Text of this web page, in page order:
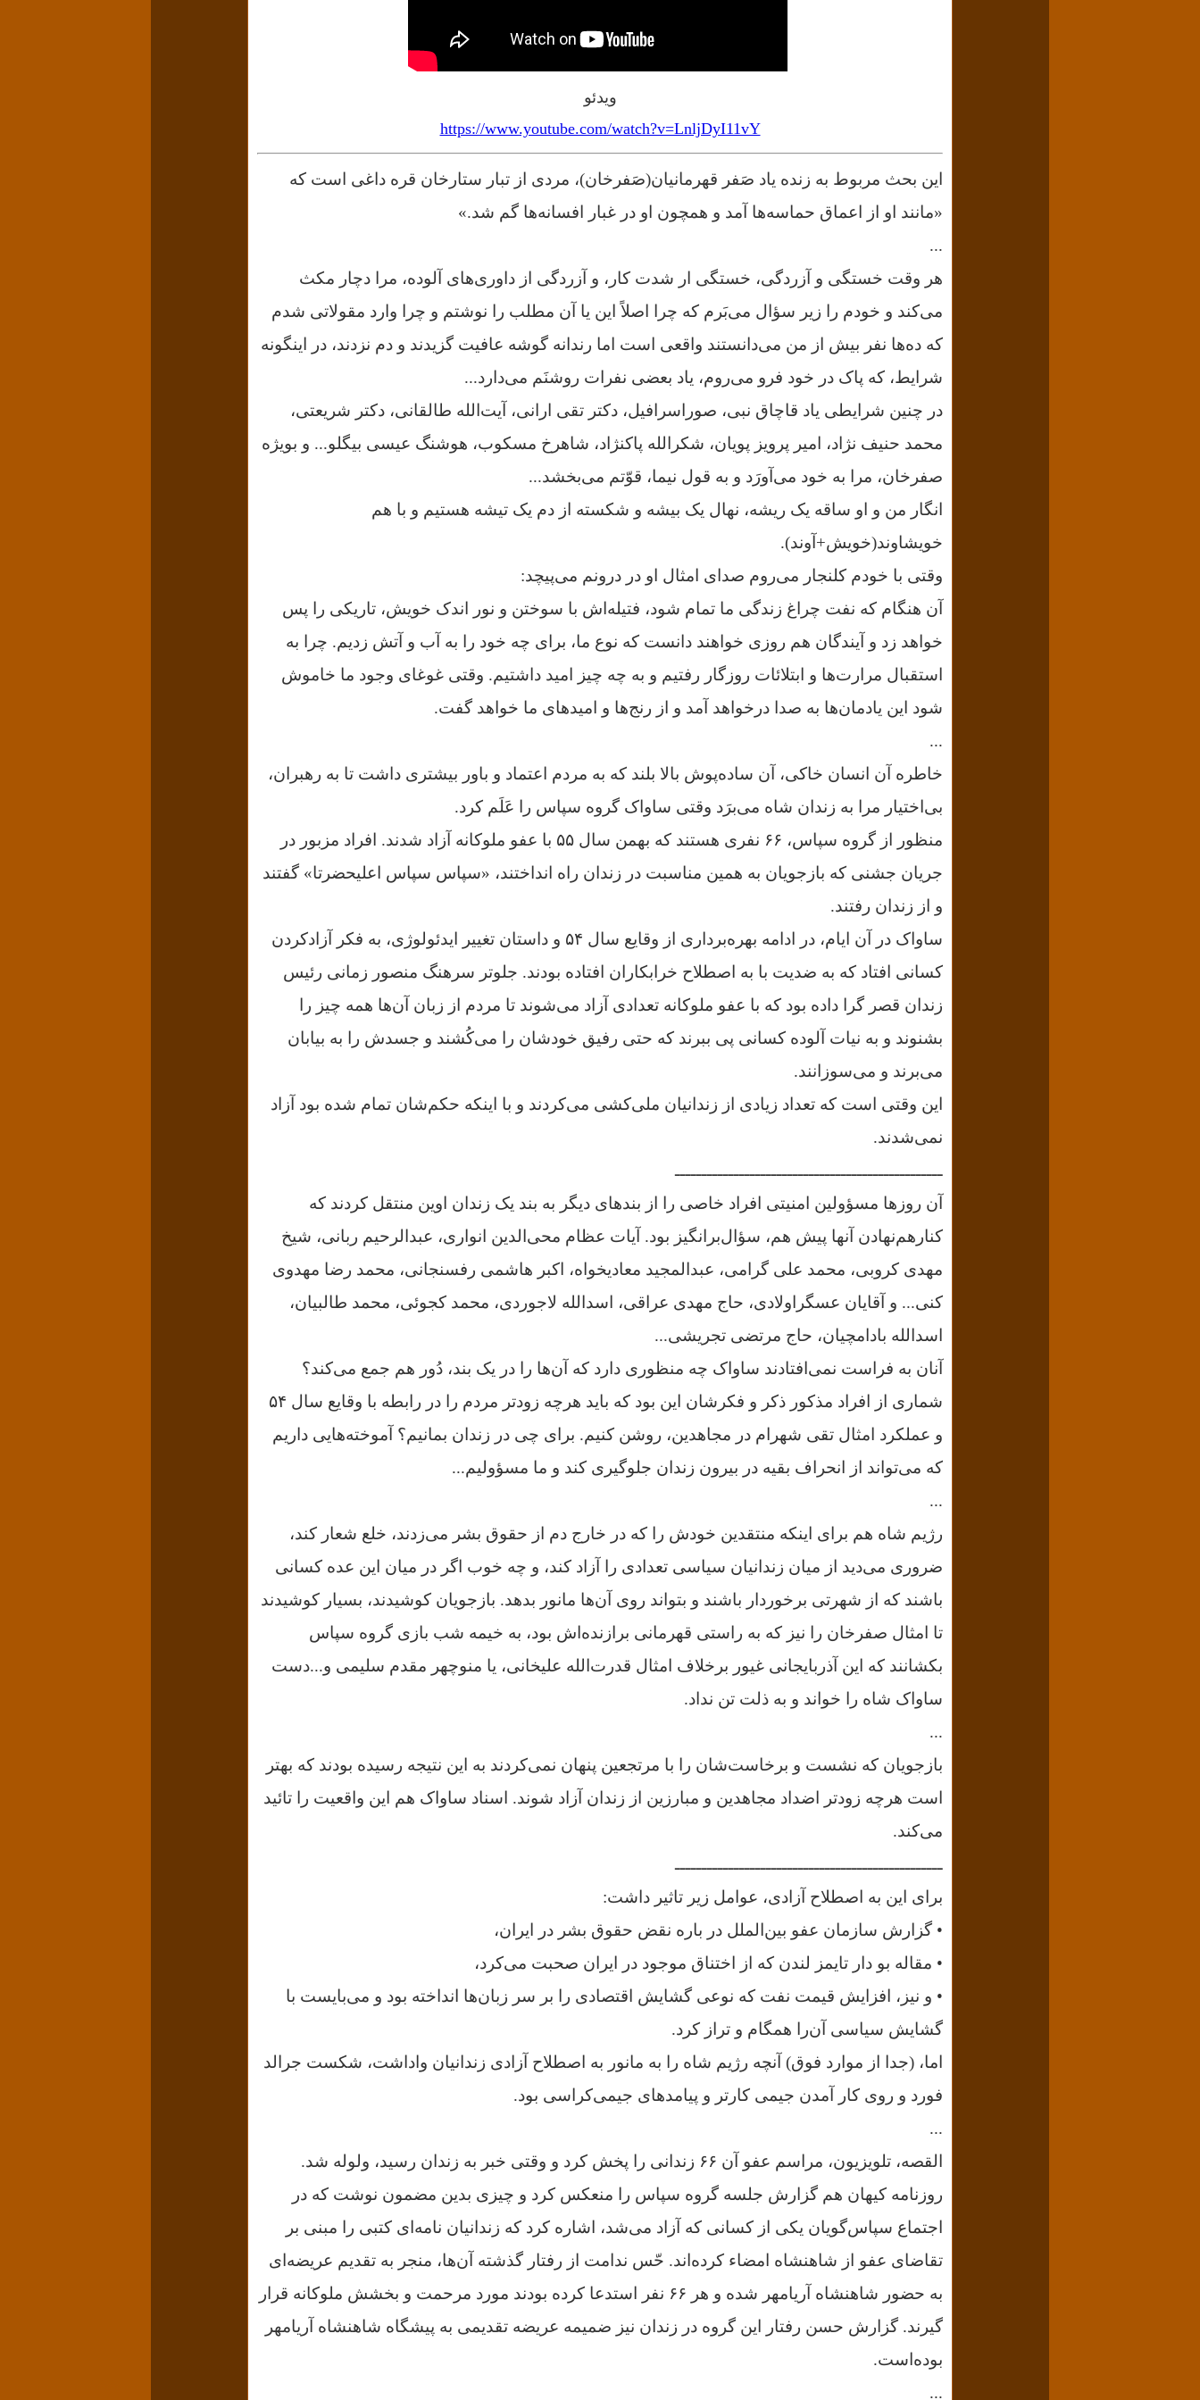
ویدئو
https://www.youtube.com/watch?v=LnljDyI11vY
این بحث مربوط به زنده یاد صَفر قهرمانیان(صَفرخان)، مردی از تبار ستارخان قره داغی است که
«مانند او از اعماق حماسه‌ها آمد و همچون او در غبار افسانه‌ها گم شد.»
...
هر وقت خستگی و آزردگی، خستگی ار شدت کار، و آزردگی از داوری‌های آلوده، مرا دچار مکث
می‌کند و خودم را زیر سؤال می‌بَرم که چرا اصلاً این یا آن مطلب را نوشتم و چرا وارد مقولاتی شدم
که ده‌ها نفر بیش از من می‌دانستند واقعی است اما رندانه گوشه عافیت گزیدند و دم نزدند، در اینگونه
شرایط، که پاک در خود فرو می‌روم، یاد بعضی نفرات روشنَم می‌دارد...
در چنین شرایطی یاد قاچاق نبی، صوراسرافیل، دکتر تقی ارانی، آیت‌الله طالقانی، دکتر شریعتی،
محمد حنیف نژاد، امیر پرویز پویان، شکرالله پاکنژاد، شاهرخ مسکوب، هوشنگ عیسی بیگلو... و بویژه
صفرخان، مرا به خود می‌آورَد و به قول نیما، قوّتم می‌بخشد...
انگار من و او ساقه یک ریشه، نهال یک بیشه و شکسته از دم یک تیشه هستیم و با هم
خویشاوند(خویش+آوند).
وقتی با خودم کلنجار می‌روم صدای امثال او در درونم می‌پیچد:
آن هنگام که نفت چراغ زندگی ما تمام ‌شود، فتیله‌اش با سوختن و نور اندک خویش، تاریکی را پس
خواهد زد و آیندگان هم روزی خواهند دانست که نوع ما، برای چه خود را به آب و آتش زدیم. چرا به
استقبال مرارت‌ها و ابتلائات روزگار رفتیم و به چه چیز امید داشتیم. وقتی غوغای وجود ما خاموش
شود این یادمان‌ها به صدا درخواهد آمد و از رنج‌ها و امیدهای ما خواهد گفت.
...
خاطره آن انسان خاکی، آن ساده‌پوش بالا بلند که به مردم اعتماد و باور بیشتری داشت تا به رهبران،
بی‌اختیار مرا به زندان شاه می‌برَد وقتی ساواک گروه سپاس را عَلَم کرد.
منظور از گروه سپاس، ۶۶ نفری هستند که بهمن سال ۵۵ با عفو ملوکانه آزاد شدند. افراد مزبور در
جریان جشنی که بازجویان به همین مناسبت در زندان راه انداختند، «سپاس سپاس اعلیحضرتا» گفتند
و از زندان رفتند.
ساواک در آن ایام، در ادامه بهره‌برداری از وقایع سال ۵۴ و داستان تغییر ایدئولوژی، به فکر آزادکردن
کسانی افتاد که به ضدیت با به اصطلاح خرابکاران افتاده بودند. جلوتر سرهنگ منصور زمانی رئیس
زندان قصر گرا داده بود که با عفو ملوکانه تعدادی آزاد می‌شوند تا مردم از زبان آن‌ها همه چیز را
بشنوند و به نیات آلوده کسانی پی ببرند که حتی رفیق خودشان را می‌کُشند و جسدش را به بیابان
می‌برند و می‌سوزانند.
این وقتی است که تعداد زیادی از زندانیان ملی‌کشی می‌کردند و با اینکه حکم‌شان تمام شده بود آزاد
نمی‌شدند.
ــــــــــــــــــــــــــــــــــــــــــــــــــ
آن روزها مسؤولین امنیتی افراد خاصی را از بندهای دیگر به بند یک زندان اوین منتقل کردند که
کنارهم‌نهادن آنها پیش هم، سؤال‌برانگیز بود. آیات عظام محی‌الدین انواری، عبدالرحیم ربانی، شیخ
مهدی کروبی، محمد علی گرامی، عبدالمجید معادیخواه، اکبر هاشمی رفسنجانی، محمد رضا مهدوی
کنی... و آقایان عسگراولادی، حاج مهدی عراقی، اسدالله لاجوردی، محمد کجوئی، محمد طالبیان،
اسدالله بادامچیان، حاج مرتضی تجریشی...
آنان به فراست نمی‌افتادند ساواک چه منظوری دارد که آن‌ها را در یک بند، دُور هم جمع می‌کند؟
شماری از افراد مذکور ذکر و فکرشان این بود که باید هرچه زودتر مردم را در رابطه با وقایع سال ۵۴
و عملکرد امثال تقی شهرام در مجاهدین، روشن کنیم. برای چی در زندان بمانیم؟ آموخته‌هایی داریم
که می‌تواند از انحراف بقیه در بیرون زندان جلوگیری کند و ما مسؤولیم...
...
رژیم شاه هم برای اینکه منتقدین خودش را که در خارج دم از حقوق بشر می‌زدند، خلع شعار کند،
ضروری می‌دید از میان زندانیان سیاسی تعدادی را آزاد کند، و چه خوب اگر در میان این عده کسانی
باشند که از شهرتی برخوردار باشند و بتواند روی آن‌ها مانور بدهد. بازجویان کوشیدند، بسیار کوشیدند
تا امثال صفرخان را نیز که به راستی قهرمانی برازنده‌اش بود، به خیمه شب بازی گروه سپاس
بکشانند که این آذربایجانی غیور برخلاف امثال قدرت‌الله علیخانی، یا منوچهر مقدم سلیمی و...دست
ساواک شاه را خواند و به ذلت تن نداد.
...
بازجویان که نشست و برخاست‌شان را با مرتجعین پنهان نمی‌کردند به این نتیجه رسیده بودند که بهتر
است هرچه زودتر اضداد مجاهدین و مبارزین از زندان آزاد شوند. اسناد ساواک هم این واقعیت را تائید
می‌کند.
ــــــــــــــــــــــــــــــــــــــــــــــــــ
برای این به اصطلاح آزادی، عوامل زیر تاثیر داشت:
• گزارش سازمان عفو بین‌الملل در باره نقض حقوق بشر در ایران،
• مقاله بو دار تایمز لندن که از اختناق موجود در ایران صحبت می‌کرد،
• و نیز، افزایش قیمت نفت که نوعی گشایش اقتصادی را بر سر زبان‌ها انداخته بود و می‌بایست با
گشایش سیاسی آن‌را همگام و تراز کرد.
اما، (جدا از موارد فوق) آنچه رژیم شاه را به مانور به اصطلاح آزادی زندانیان واداشت، شکست جرالد
فورد و روی کار آمدن جیمی کارتر و پیامدهای جیمی‌کراسی بود.
...
القصه، تلویزیون، مراسم عفو آن ۶۶ زندانی را پخش کرد و وقتی خبر به زندان رسید، ولوله شد.
روزنامه کیهان هم گزارش جلسه گروه سپاس را منعکس کرد و چیزی بدین مضمون نوشت که در
اجتماع سپاس‌گویان یکی از کسانی که آزاد می‌شد، اشاره کرد که زندانیان نامه‌ای کتبی را مبنی بر
تقاضای عفو از شاهنشاه امضاء کرده‌اند. حّس ندامت از رفتار گذشته آن‌ها، منجر به تقدیم عریضه‌ای
به حضور شاهنشاه آریامهر شده‌ و هر ۶۶ نفر استدعا کرده بودند مورد مرحمت و بخشش ملوکانه قرار
گیرند. گزارش حسن رفتار این گروه در زندان نیز ضمیمه عریضه تقدیمی به پیشگاه شاهنشاه آریامهر
بوده‌است.
...